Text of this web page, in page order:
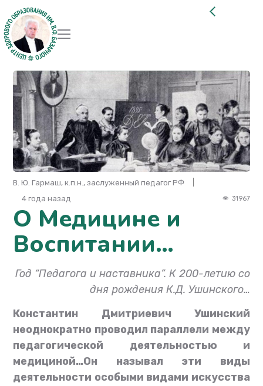
В. Ю. Гармаш, к.п.н., заслуженный педагог РФ
4 года назад
31967
О Медицине и
Воспитании…
Год “Педагога и наставника”. К 200-летию со
дня рождения К.Д. Ушинского…
Константин Дмитриевич Ушинский
неоднократно проводил параллели между
педагогической деятельностью и
медициной…Он называл эти виды
деятельности особыми видами искусства